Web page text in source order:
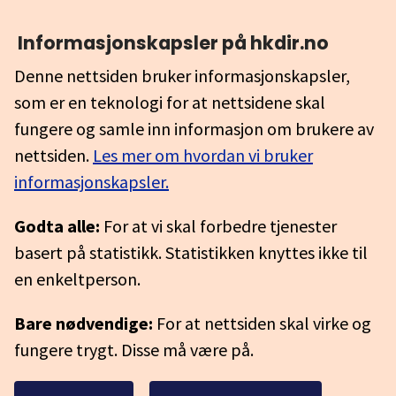
Informasjonskapsler på hkdir.no
Denne nettsiden bruker informasjonskapsler,
som er en teknologi for at nettsidene skal
fungere og samle inn informasjon om brukere av
nettsiden. Les mer om hvordan vi bruker
informasjonskapsler.
Godta alle: For at vi skal forbedre tjenester
basert på statistikk. Statistikken knyttes ikke til
en enkeltperson.
Bare nødvendige: For at nettsiden skal virke og
fungere trygt. Disse må være på.